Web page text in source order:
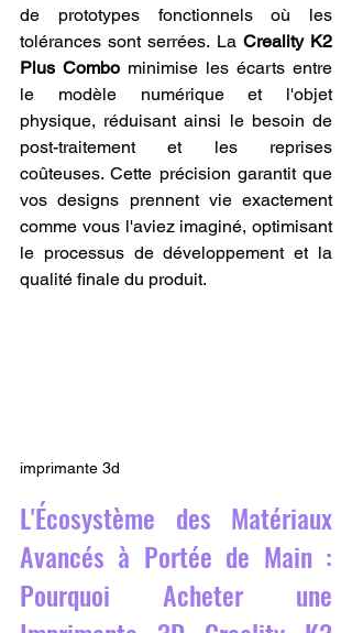
de prototypes fonctionnels où les
tolérances sont serrées. La Creality K2
Plus Combo minimise les écarts entre
le modèle numérique et l'objet
physique, réduisant ainsi le besoin de
post-traitement et les reprises
coûteuses. Cette précision garantit que
vos designs prennent vie exactement
comme vous l'aviez imaginé, optimisant
le processus de développement et la
qualité finale du produit.
imprimante 3d
L'Écosystème des Matériaux
Avancés à Portée de Main :
Pourquoi Acheter une